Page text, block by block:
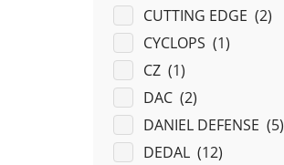
CUTTING EDGE (2)
CYCLOPS (1)
CZ (1)
DAC (2)
DANIEL DEFENSE (5)
DEDAL (12)